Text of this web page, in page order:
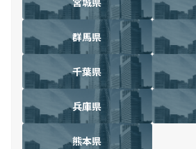
群馬県
千葉県
兵庫県
熊本県